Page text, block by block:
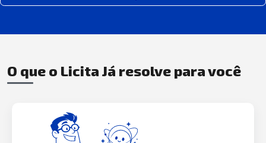
O que o Licita Já resolve para você